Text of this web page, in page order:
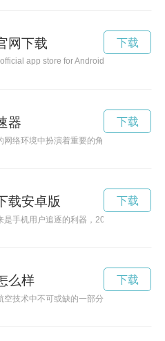
网下载
app store for Android users to
下载
器
网络环境中扮演着重要的角色，但市面上
下载
载安卓版
是手机用户追逐的利器，2023年破解版的
下载
么样
空技术中不可或缺的一部分，它能够提高
下载